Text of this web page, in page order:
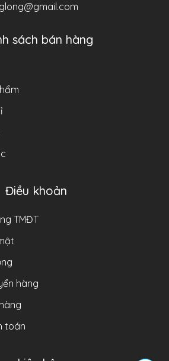
sách bán hàng
Điều khoản
TMĐT
hàng
toán